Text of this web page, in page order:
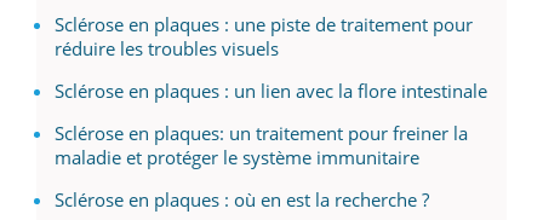
Sclérose en plaques : une piste de traitement pour
réduire les troubles visuels
Sclérose en plaques : un lien avec la flore intestinale
Sclérose en plaques: un traitement pour freiner la
maladie et protéger le système immunitaire
Sclérose en plaques : où en est la recherche ?